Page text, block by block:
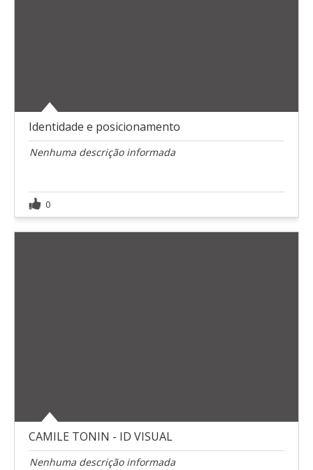
Identidade e posicionamento
Nenhuma descrição informada
0
CAMILE TONIN - ID VISUAL
Nenhuma descrição informada